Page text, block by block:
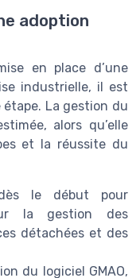
adoption
en place d’une
industrielle, il est
La gestion du
alors qu’elle
et la réussite du
le début pour
la gestion des
détachées et des
du logiciel GMAO,